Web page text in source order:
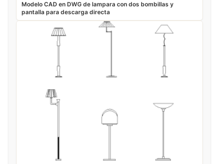
Modelo CAD en DWG de lampara con dos bombillas y
pantalla para descarga directa